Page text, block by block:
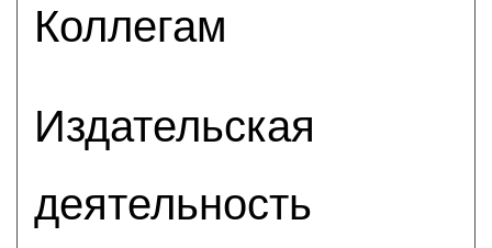
Коллегам
Издательская
деятельность